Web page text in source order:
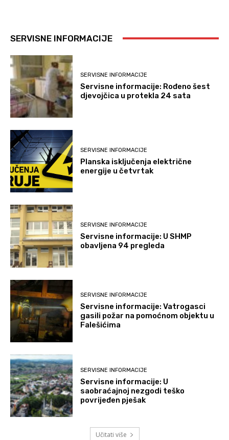
SERVISNE INFORMACIJE
SERVISNE INFORMACIJE
Servisne informacije: Rođeno šest
djevojčica u protekla 24 sata
SERVISNE INFORMACIJE
Planska isključenja električne
energije u četvrtak
SERVISNE INFORMACIJE
Servisne informacije: U SHMP
obavljena 94 pregleda
SERVISNE INFORMACIJE
Servisne informacije: Vatrogasci
gasili požar na pomoćnom objektu u
Falešićima
SERVISNE INFORMACIJE
Servisne informacije: U
saobraćajnoj nezgodi teško
povrijeđen pješak
Učitati više